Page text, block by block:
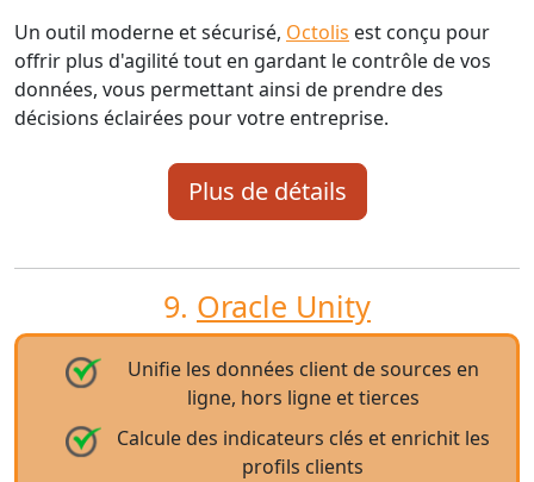
Un outil moderne et sécurisé, Octolis est conçu pour
offrir plus d'agilité tout en gardant le contrôle de vos
données, vous permettant ainsi de prendre des
décisions éclairées pour votre entreprise.
Plus de détails
9. Oracle Unity
Unifie les données client de sources en
ligne, hors ligne et tierces
Calcule des indicateurs clés et enrichit les
profils clients